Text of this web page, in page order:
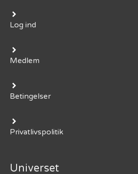
Log ind
Medlem
Betingelser
Privatlivspolitik
Universet